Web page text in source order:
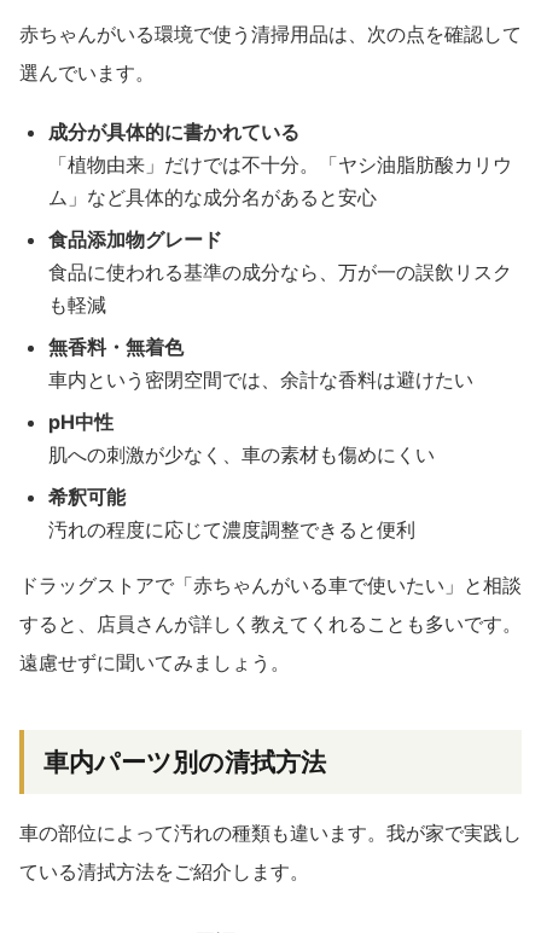
赤ちゃんがいる環境で使う清掃用品は、次の点を確認して
選んでいます。
成分が具体的に書かれている
「植物由来」だけでは不十分。「ヤシ油脂肪酸カリウ
ム」など具体的な成分名があると安心
食品添加物グレード
食品に使われる基準の成分なら、万が一の誤飲リスク
も軽減
無香料・無着色
車内という密閉空間では、余計な香料は避けたい
pH中性
肌への刺激が少なく、車の素材も傷めにくい
希釈可能
汚れの程度に応じて濃度調整できると便利
ドラッグストアで「赤ちゃんがいる車で使いたい」と相談
すると、店員さんが詳しく教えてくれることも多いです。
遠慮せずに聞いてみましょう。
車内パーツ別の清拭方法
車の部位によって汚れの種類も違います。我が家で実践し
ている清拭方法をご紹介します。